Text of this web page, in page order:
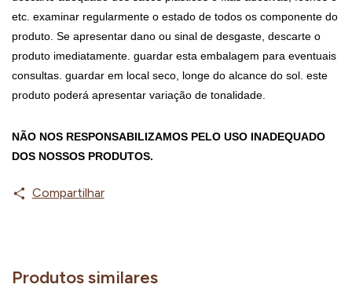
etc. examinar regularmente o estado de todos os componente do
produto. Se apresentar dano ou sinal de desgaste, descarte o
produto imediatamente. guardar esta embalagem para eventuais
consultas. guardar em local seco, longe do alcance do sol. este
produto poderá apresentar variação de tonalidade.
NÃO NOS RESPONSABILIZAMOS PELO USO INADEQUADO
DOS NOSSOS PRODUTOS.
Compartilhar
Produtos similares